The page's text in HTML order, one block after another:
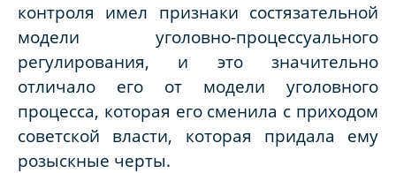
контроля имел признаки состязательной
модели уголовно-процессуального
регулирования, и это значительно
отличало его от модели уголовного
процесса, которая его сменила с приходом
советской власти, которая придала ему
розыскные черты.